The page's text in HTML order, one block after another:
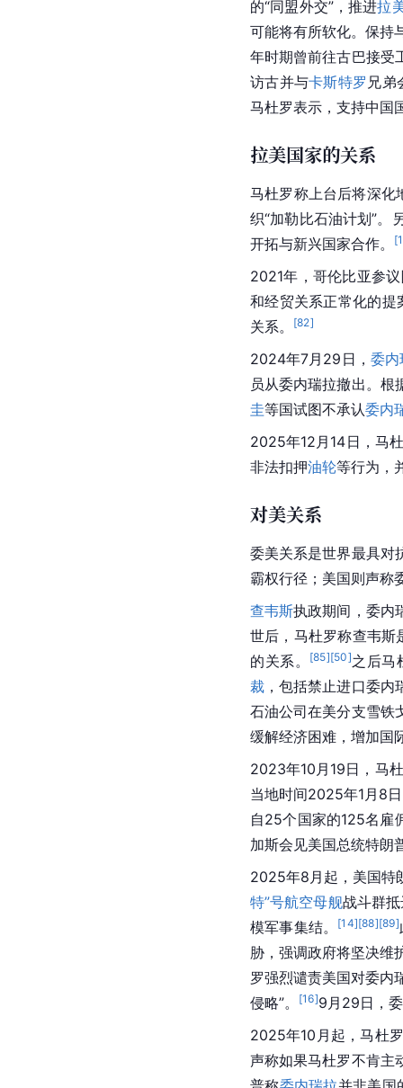
的“同盟外交”，推进拉
可能将有所软化。保持
年时期曾前往古巴接受
访古并与卡斯特罗 兄弟
马杜罗表示，支持中国
拉美国家的关系
马杜罗称上台后将深化
织“加勒比石油计划”。
开拓与新兴国家合作。
[
2021年，哥伦比亚参
和经贸关系正常化的
关系。
[82]
2024年7月29日， 委内
员从委内瑞拉撤出。根
圭等国试图不承认委内
2025年12月14日，马
非法扣押油轮等行为，
对美关系
委美关系是世界最具对
霸权行径；美国则声称
查韦斯执政期间，委内
世后，马杜罗称查韦斯
的关系。
[85][50]之后马
裁 ，包括禁止进口委
石油公司在美分支雪铁
缓解经济困难，增加国
2023年10月19日，马
当地时间2025年1月8
自25个国家的125名雇
加斯会见美国总统特朗
2025年8月起，美国特
特”号航空母舰战斗群
模军事集结。
[14][88][89]
胁，强调政府将坚决维
罗强烈谴责美国对委内
侵略”。
[16]9月29日，
2025年10月起，马杜
声称如果马杜罗不肯主